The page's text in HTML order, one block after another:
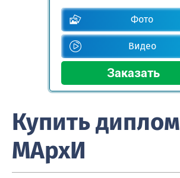
Фото
Видео
Купить диплом
МАрхИ